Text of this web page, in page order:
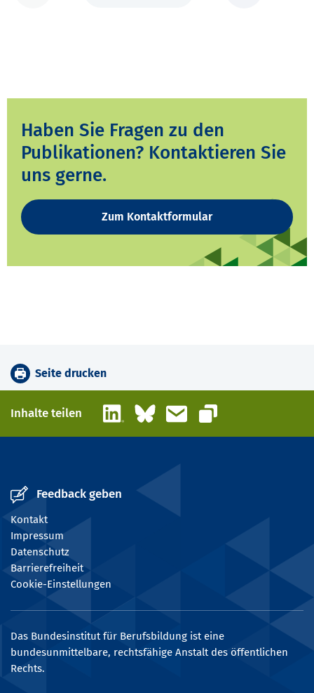
Haben Sie Fragen zu den
Publikationen? Kontaktieren Sie
uns gerne.
Zum Kontaktformular
Seite drucken
Inhalte teilen LinkedInBlueskyE-Mail
Link kopieren
Feedback geben
Kontakt
Impressum
Datenschutz
Barrierefreiheit
Cookie-Einstellungen
Das Bundesinstitut für Berufsbildung ist eine
bundesunmittelbare, rechtsfähige Anstalt des öffentlichen
Rechts.